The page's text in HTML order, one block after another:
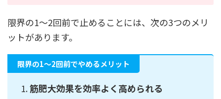
限界の1〜2回前で止めることには、次の3つのメリ
ットがあります。
限界の1〜2回前でやめるメリット
筋肥大効果を効率よく高められる